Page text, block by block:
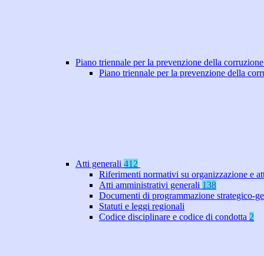
Piano triennale per la prevenzione della
Piano triennale per la prevenzione della
Atti generali 412
Riferimenti normativi su organizzazione e
Atti amministrativi generali 138
Documenti di programmazione strategico-
Statuti e leggi regionali
Codice disciplinare e codice di condotta 2